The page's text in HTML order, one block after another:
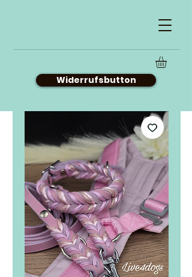
Widerrufsbutton